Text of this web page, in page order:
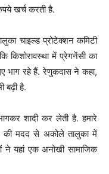
खर्च करती है.
चाइल्ड प्रोटेक्शन कमिटी
में प्रेगनेंसी का
भाग रहे हैं. रेणुकदास ने कहा,
बढ़ी है.
शादी कर लेती है. हमारे
की मदद से अकोले तालुका में
ने यहां एक अनोखी सामाजिक